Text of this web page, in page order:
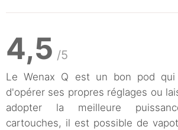
4,5 /5
Le Wenax Q est un bon pod
d'opérer ses propres réglages ou
adopter la meilleure
cartouches, il est possible de